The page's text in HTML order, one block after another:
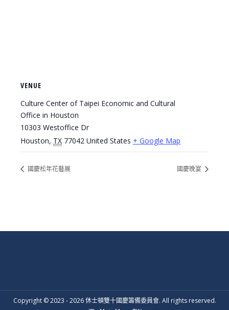
VENUE
Culture Center of Taipei Economic and Cultural
Office in Houston
10303 Westoffice Dr
Houston, TX 77042 United States + Google Map
國慶松年花藝展 國慶晚宴
Copyright © 2023 - 2026 休士頓雙十國慶籌備委員會. All rights reserved.